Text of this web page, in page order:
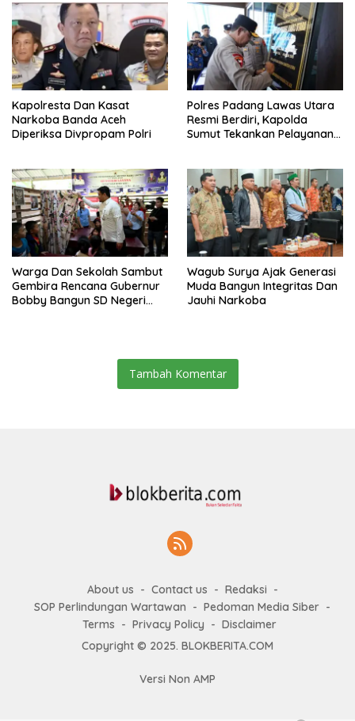
Kapolresta Dan Kasat
Narkoba Banda Aceh
Diperiksa Divpropam Polri
Polres Padang Lawas Utara
Resmi Berdiri, Kapolda
Sumut Tekankan Pelayanan
Warga Dan Sekolah Sambut
Gembira Rencana Gubernur
Bobby Bangun SD Negeri
Wagub Surya Ajak Generasi
Muda Bangun Integritas Dan
Jauhi Narkoba
Tambah Komentar
About us Contact us
Redaksi
SOP Perlindungan Wartawan
Pedoman Media Siber
Terms
Privacy Policy
Disclaimer
Copyright © 2025. BLOKBERITA.COM
Versi Non AMP